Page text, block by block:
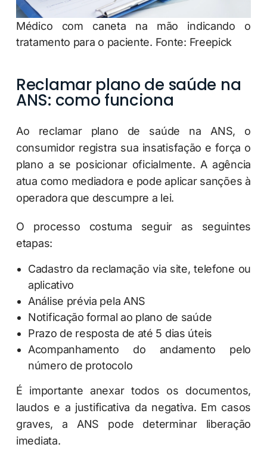
Médico com caneta na mão indicando o
tratamento para o paciente. Fonte: Freepick
Reclamar plano de saúde na
ANS: como funciona
Ao reclamar plano de saúde na ANS, o
consumidor registra sua insatisfação e força o
plano a se posicionar oficialmente. A agência
atua como mediadora e pode aplicar sanções à
operadora que descumpre a lei.
O processo costuma seguir as seguintes
etapas:
Cadastro da reclamação via site, telefone ou
aplicativo
Análise prévia pela ANS
Notificação formal ao plano de saúde
Prazo de resposta de até 5 dias úteis
Acompanhamento do andamento pelo
número de protocolo
É importante anexar todos os documentos,
laudos e a justificativa da negativa. Em casos
graves, a ANS pode determinar liberação
imediata.